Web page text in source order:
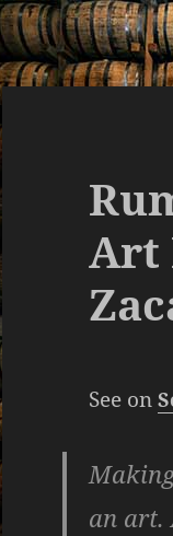
Art
See on
an art.